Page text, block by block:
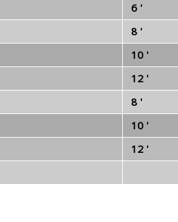
6 '
8 '
10 '
12 '
8 '
10 '
12 '